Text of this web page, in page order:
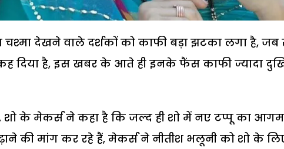
चश्मा देखने वाले दर्शकों को काफी बड़ा झटका लगा है, जब
दिया है, इस खबर के आते ही इनके फैंस काफी ज्यादा
शो के मेकर्स ने कहा है कि जल्द ही शो में नए टप्पू का
की मांग कर रहे हैं, मेकर्स ने नीतीश भलूनी को शो के